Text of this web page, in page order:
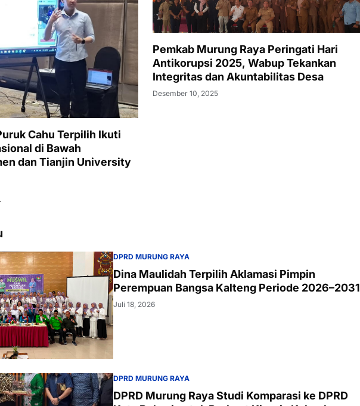
Cahu Terpilih Ikuti
di Bawah
dan Tianjin University
Pemkab Murung Raya Peringati Hari
Antikorupsi 2025, Wabup Tekankan
Integritas dan Akuntabilitas Desa
Desember 10, 2025
DPRD MURUNG RAYA
Dina Maulidah Terpilih Aklamasi Pimpin
Perempuan Bangsa Kalteng Periode 2026–2031
Juli 18, 2026
DPRD MURUNG RAYA
DPRD Murung Raya Studi Komparasi ke DPRD